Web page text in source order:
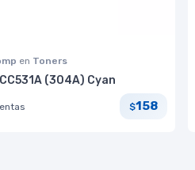
en Toners
(304A) Cyan
$158